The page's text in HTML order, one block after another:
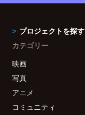
プロジェクトを探す
カテゴリー
映画
写真
アニメ
コミュニティ